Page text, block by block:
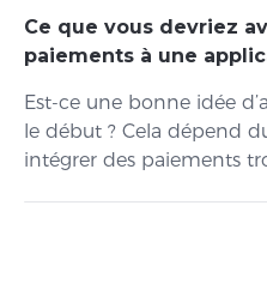
Ce que vous devriez
paiements à une
Est-ce une bonne idée
le début ? Cela dépend
intégrer des paiements